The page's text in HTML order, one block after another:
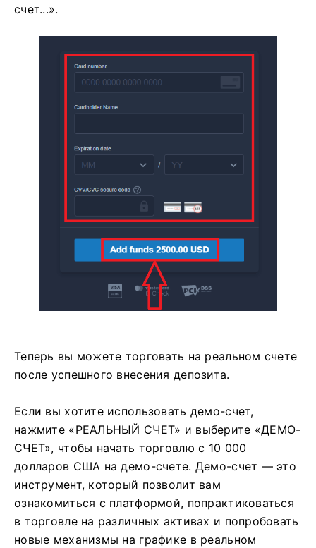
счет...».
Теперь вы можете торговать на реальном счете
после успешного внесения депозита.
Если вы хотите использовать демо-счет,
нажмите «РЕАЛЬНЫЙ СЧЕТ» и выберите «ДЕМО-
СЧЕТ», чтобы начать торговлю с 10 000
долларов США на демо-счете. Демо-счет — это
инструмент, который позволит вам
ознакомиться с платформой, попрактиковаться
в торговле на различных активах и попробовать
новые механизмы на графике в реальном